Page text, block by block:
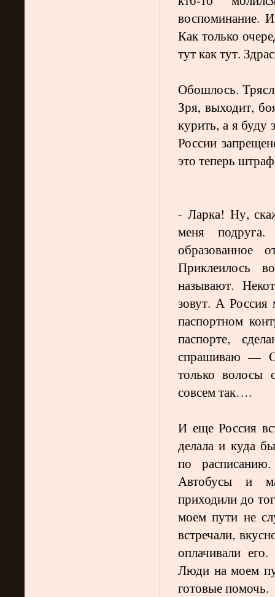
воспоминание.
Как только
тут как тут.
Обошлось.
Зря, выходит,
курить, а я буду
России
это теперь
- Ларка! Ну,
меня
образованное
Приклеилось
называют.
зовут. А Россия
паспортном
паспорте,
спрашиваю —
только волосы
совсем так….
И еще Россия
делала и куда
по
Автобусы и
приходили до
моем пути не
встречали,
оплачивали
Люди на моем
готовые помочь.